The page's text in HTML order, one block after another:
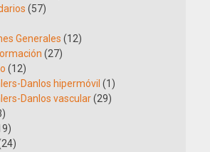
(57)
Generales (12)
(27)
(12)
Danlos hipermóvil (1)
Danlos vascular(29)